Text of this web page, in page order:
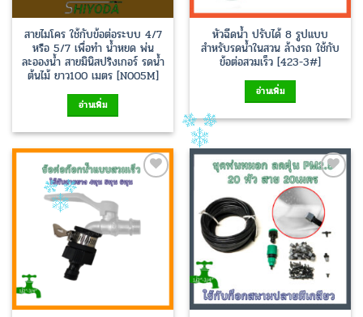
สายไมโคร ใช้กับข้อต่อระบบ 4/7
หรือ 5/7 เพื่อทำ น้ำหยด พ่น
ละอองน้ำ สายมินิสปริงเกอร์ รดน้ำ
ต้นไม้ ยาว100 เมตร [N005M]
อ่านเพิ่ม
หัวฉีดน้ำ ปรับได้ 8 รูปแบบ
สำหรับรดน้ำในสวน ล้างรถ ใช้กับ
ข้อต่อสวมเร็ว [423-3#]
อ่านเพิ่ม
Add to
Wishlist